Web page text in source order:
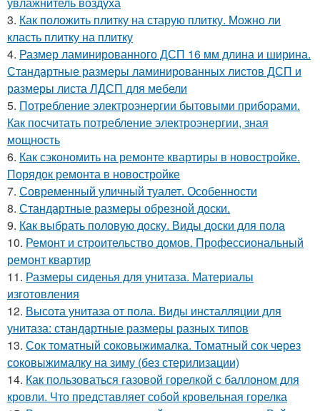
3. Как положить плитку на старую плитку. Можно ли
класть плитку на плитку
4. Размер ламинированного ДСП 16 мм длина и ширина.
Стандартные размеры ламинированных листов ДСП и
размеры листа ЛДСП для мебели
5. Потребление электроэнергии бытовыми приборами.
Как посчитать потребление электроэнергии, зная
мощность
6. Как сэкономить на ремонте квартиры в новостройке.
Порядок ремонта в новостройке
7. Современный уличный туалет. Особенности
8. Стандартные размеры обрезной доски.
9. Как выбрать половую доску. Виды доски для пола
10. Ремонт и строительство домов. Профессиональный
ремонт квартир
11. Размеры сиденья для унитаза. Материалы
изготовления
12. Высота унитаза от пола. Виды инсталляции для
унитаза: стандартные размеры разных типов
13. Сок томатный соковыжималка. Томатный сок через
соковыжималку на зиму (без стерилизации)
14. Как пользоваться газовой горелкой с баллоном для
кровли. Что представляет собой кровельная горелка